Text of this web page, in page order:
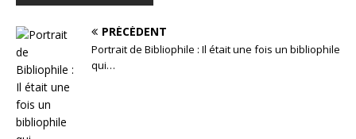
PRÉCÉDENT
Portrait de Bibliophile : Il était une fois un bibliophile
qui…